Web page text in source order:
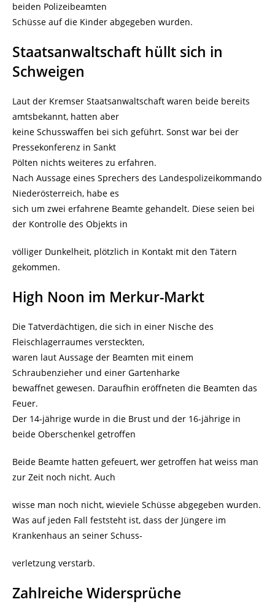
beiden Polizeibeamten
Schüsse auf die Kinder abgegeben wurden.
Staatsanwaltschaft hüllt sich in
Schweigen
Laut der Kremser Staatsanwaltschaft waren beide bereits
amtsbekannt, hatten aber
keine Schusswaffen bei sich geführt. Sonst war bei der
Pressekonferenz in Sankt
Pölten nichts weiteres zu erfahren.
Nach Aussage eines Sprechers des Landespolizeikommando
Niederösterreich, habe es
sich um zwei erfahrene Beamte gehandelt. Diese seien bei
der Kontrolle des Objekts in
völliger Dunkelheit, plötzlich in Kontakt mit den Tätern
gekommen.
High Noon im Merkur-Markt
Die Tatverdächtigen, die sich in einer Nische des
Fleischlagerraumes versteckten,
waren laut Aussage der Beamten mit einem
Schraubenzieher und einer Gartenharke
bewaffnet gewesen. Daraufhin eröffneten die Beamten das
Feuer.
Der 14-jährige wurde in die Brust und der 16-jährige in
beide Oberschenkel getroffen
Beide Beamte hatten gefeuert, wer getroffen hat weiss man
zur Zeit noch nicht. Auch
wisse man noch nicht, wieviele Schüsse abgegeben wurden.
Was auf jeden Fall feststeht ist, dass der Jüngere im
Krankenhaus an seiner Schuss-
verletzung verstarb.
Zahlreiche Widersprüche